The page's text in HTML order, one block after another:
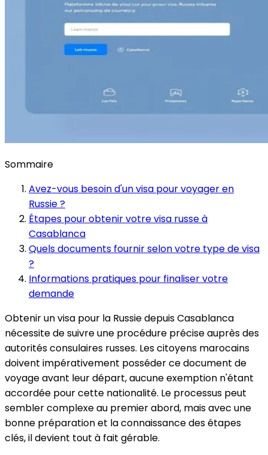
Sommaire
Avez-vous besoin d'un visa pour voyager en
Russie ?
Étapes pour obtenir votre visa russe à
Casablanca
Quels documents fournir selon votre type de visa
?
Informations pratiques pour finaliser votre
demande
Obtenir un visa pour la Russie depuis Casablanca
nécessite de suivre une procédure précise auprès des
autorités consulaires russes. Les citoyens marocains
doivent impérativement posséder ce document de
voyage avant leur départ, aucune exemption n'étant
accordée pour cette nationalité. Le processus peut
sembler complexe au premier abord, mais avec une
bonne préparation et la connaissance des étapes
clés, il devient tout à fait gérable.